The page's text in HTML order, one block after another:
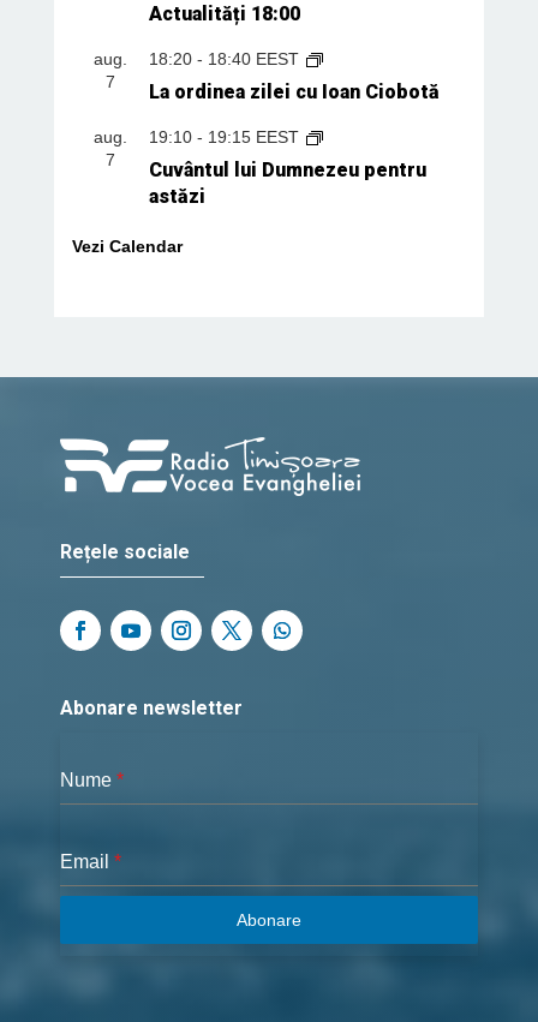
Actualități 18:00
aug.
7
18:20- 18:40 EEST
La ordinea zilei cu Ioan Ciobotă
aug.
7
19:10- 19:15 EEST
Cuvântul lui Dumnezeu pentru
astăzi
Vezi Calendar
Rețele sociale
Abonare newsletter
Nume *
Email *
Abonare